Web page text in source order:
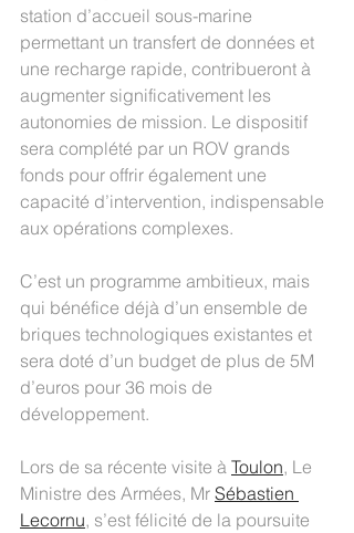
station d’accueil sous-marine
permettant un transfert de données et
une recharge rapide, contribueront à
augmenter significativement les
autonomies de mission. Le dispositif
sera complété par un ROV grands
fonds pour offrir également une
capacité d’intervention, indispensable
aux opérations complexes.
C’est un programme ambitieux, mais
qui bénéfice déjà d’un ensemble de
briques technologiques existantes et
sera doté d’un budget de plus de 5M
d’euros pour 36 mois de
développement.
Lors de sa récente visite à Toulon, Le
Ministre des Armées, Mr Sébastien
Lecornu, s’est félicité de la poursuite